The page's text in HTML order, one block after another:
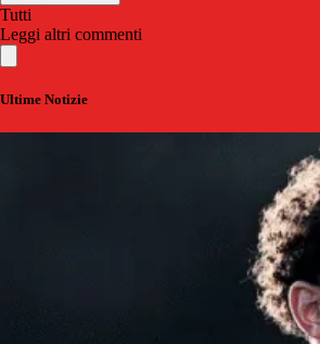
Tutti
Leggi altri commenti
Ultime Notizie